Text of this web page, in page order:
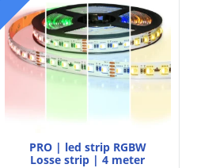
PRO | led strip RGBW
Losse strip | 4 meter